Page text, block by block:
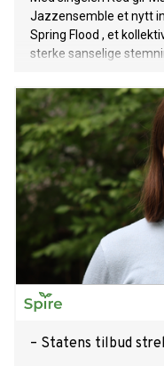
Jazzensemble et nytt
Spring Flood , et
sterke sanselige
– Statens tilbud